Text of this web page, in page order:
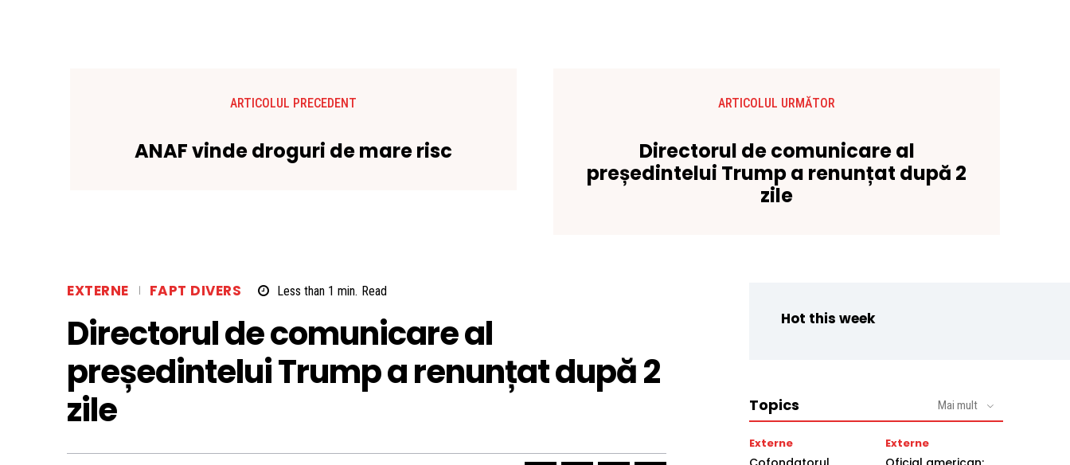
ARTICOLUL PRECEDENT
ANAF vinde droguri de mare risc
ARTICOLUL URMĂTOR
Directorul de comunicare al
președintelui Trump a renunțat după 2
zile